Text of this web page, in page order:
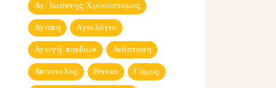
Αγ. Ιωάννης Χρυσόστομος
Αγάπη Αγιολόγιο
Αγωγή παιδιών Ανάσταση
Απόστολος Βίντεο Γάμος